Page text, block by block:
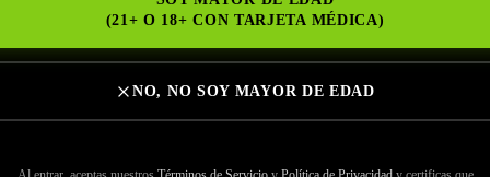
(21+ O 18+ CON TARJETA MÉDICA)
NO, NO SOY MAYOR DE EDAD
Experiencia